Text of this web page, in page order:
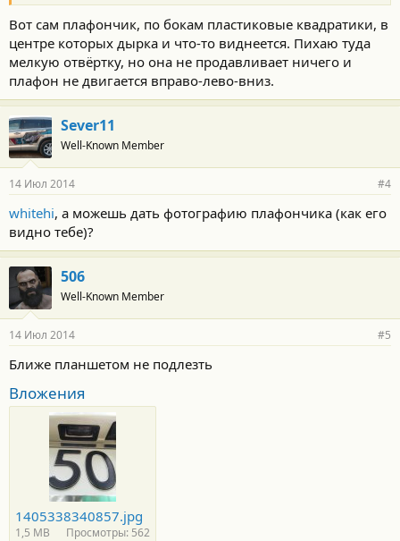
Вот сам плафончик, по бокам пластиковые квадратики, в
центре которых дырка и что-то виднеется. Пихаю туда
мелкую отвёртку, но она не продавливает ничего и
плафон не двигается вправо-лево-вниз.
Sever11
Well-Known Member
14 Июл 2014 #4
whitehi, а можешь дать фотографию плафончика (как его
видно тебе)?
506
Well-Known Member
14 Июл 2014 #5
Ближе планшетом не подлезть
Вложения
1405338340857.jpg
1,5 MB Просмотры: 562